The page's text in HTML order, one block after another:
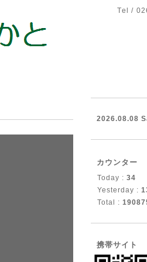
Tel /
2026.08.08
カウンター
Today : 34
Yesterday :
Total :
携帯サイト